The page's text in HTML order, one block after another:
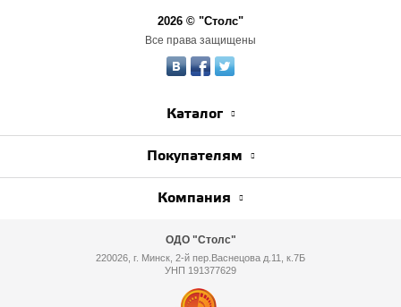
2026 © "Столс"
Все права защищены
Каталог
Покупателям
Компания
ОДО "Столс"
220026, г. Минск, 2-й пер.Васнецова д.11, к.7Б
УНП 191377629